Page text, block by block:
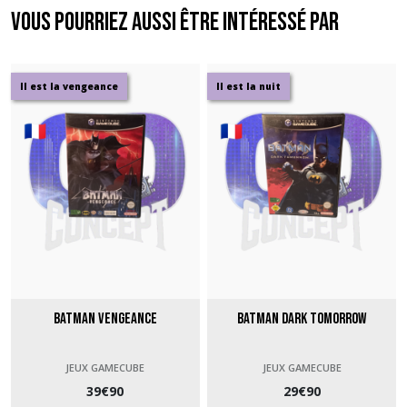
Vous pourriez aussi être intéressé par
Il est la vengeance
Batman Vengeance
JEUX GAMECUBE
39€90
Il est la nuit
Batman Dark Tomorrow
JEUX GAMECUBE
29€90